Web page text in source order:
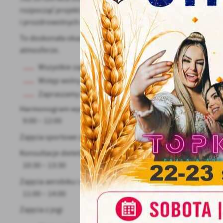
rozpocząć projekt promujący aktywny i zdrowy styl życia.
i prozdrowotnych dla wszystkich grup wiekowych: dzieci,
To doskonała okazja, aby aktywnie spędzić czas,
atmosferze.
Wszystkie zajęcia są bezpłatne
Wstęp wolny
Zapraszamy całe rodziny!
Harmonogram wydarzenia:
Zajęcia sportowe z instruktorem sportu
Konsultacje dietetyczne
Zajęcia aerobiku i pilatesu
11:00 – 14:00
Zajęcia z jogi